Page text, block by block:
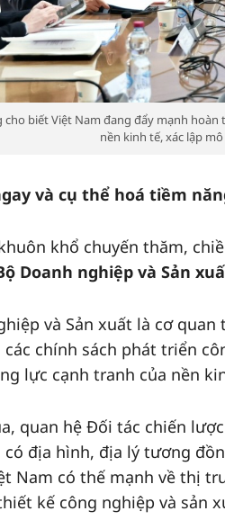
cho biết Việt Nam đang đẩy mạnh
nền kinh tế, xác lập
và cụ thể hoá tiềm
khổ chuyến thăm,
Doanh nghiệp và Sản
và Sản xuất là cơ
chính sách phát triển
lực cạnh tranh của nền
quan hệ Đối tác chiến
có địa hình, địa lý tương
Nam có thế mạnh về thị
kế công nghiệp và sản